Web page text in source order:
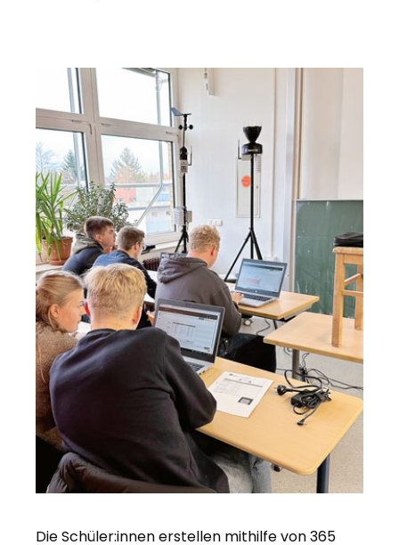
Die Schüler:innen erstellen mithilfe von 365